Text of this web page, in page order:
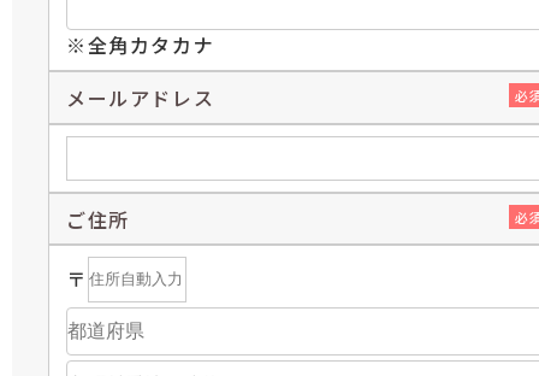
※全角カタカナ
メールアドレス
必
ご住所 必
〒